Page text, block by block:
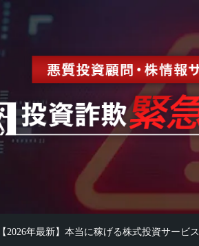
【2026年最新】本当に稼げる株式投資サービス